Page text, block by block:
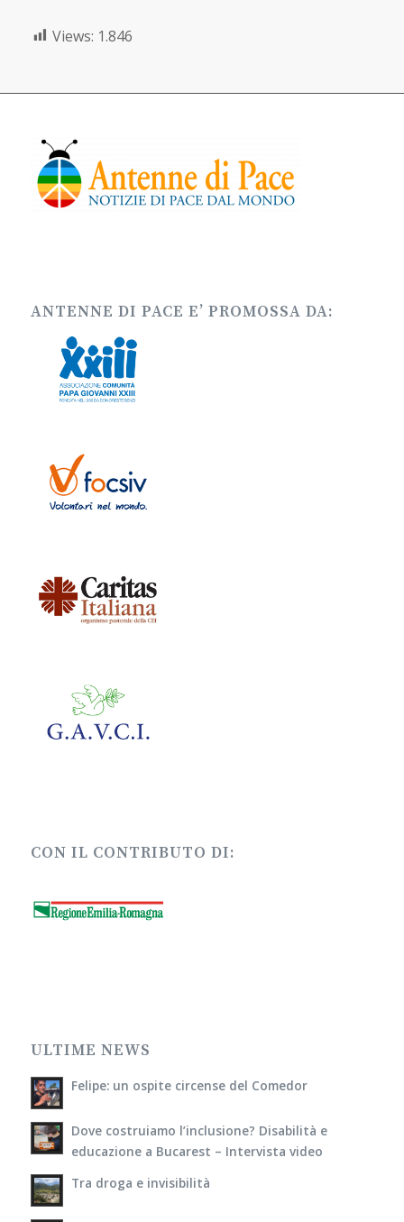
Views: 1.846
ANTENNE DI PACE E’ PROMOSSA DA:
CON IL CONTRIBUTO DI:
ULTIME NEWS
Felipe: un ospite circense del Comedor
Dove costruiamo l’inclusione? Disabilità e
educazione a Bucarest – Intervista video
Tra droga e invisibilità